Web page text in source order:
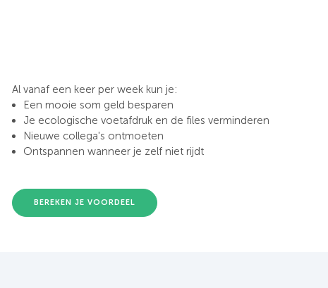
Al vanaf een keer per week kun je:
Een mooie som geld besparen
Je ecologische voetafdruk en de files verminderen
Nieuwe collega's ontmoeten
Ontspannen wanneer je zelf niet rijdt
BEREKEN JE VOORDEEL